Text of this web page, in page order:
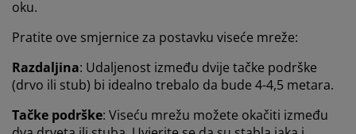
oku.
Pratite ove smjernice za postavku viseće mreže:
Razdaljina: Udaljenost između dvije tačke podrške
(drvo ili stub) bi idealno trebalo da bude 4-4,5 metara.
Tačke podrške: Viseću mrežu možete okačiti između